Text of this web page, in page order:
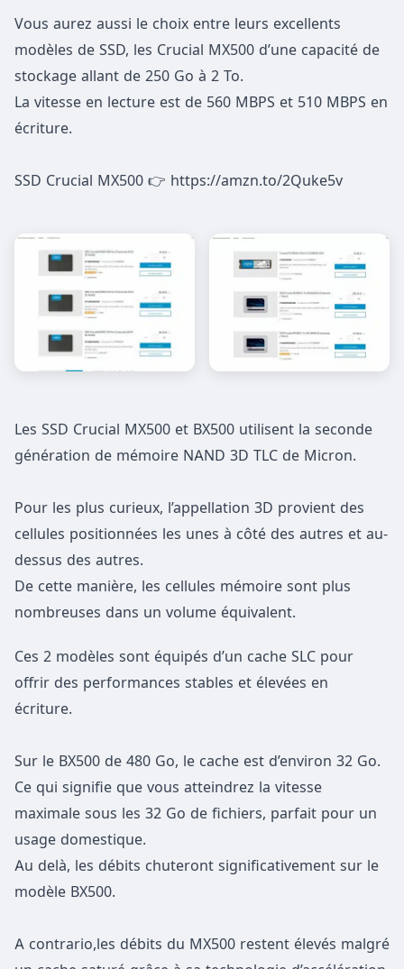
Vous aurez aussi le choix entre leurs excellents
modèles de SSD, les Crucial MX500 d’une capacité de
stockage allant de 250 Go à 2 To.
La vitesse en lecture est de 560 MBPS et 510 MBPS en
écriture.
SSD Crucial MX500 👉 https://amzn.to/2Quke5v
Les SSD Crucial MX500 et BX500 utilisent la seconde
génération de mémoire NAND 3D TLC de Micron.
Pour les plus curieux, l’appellation 3D provient des
cellules positionnées les unes à côté des autres et au-
dessus des autres.
De cette manière, les cellules mémoire sont plus
nombreuses dans un volume équivalent.
Ces 2 modèles sont équipés d’un cache SLC pour
offrir des performances stables et élevées en
écriture.
Sur le BX500 de 480 Go, le cache est d’environ 32 Go.
Ce qui signifie que vous atteindrez la vitesse
maximale sous les 32 Go de fichiers, parfait pour un
usage domestique.
Au delà, les débits chuteront significativement sur le
modèle BX500.
A contrario,les débits du MX500 restent élevés malgré